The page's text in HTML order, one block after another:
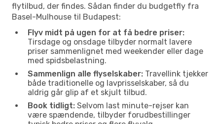
flytilbud, der findes. Sådan finder du budgetfly fra
Basel-Mulhouse til Budapest:
Flyv midt på ugen for at få bedre priser:
Tirsdage og onsdage tilbyder normalt lavere
priser sammenlignet med weekender eller dage
med spidsbelastning.
Sammenlign alle flyselskaber: Travellink tjekker
både traditionelle og lavprisselskaber, så du
aldrig går glip af et skjult tilbud.
Book tidligt: Selvom last minute-rejser kan
være spændende, tilbyder forudbestillinger